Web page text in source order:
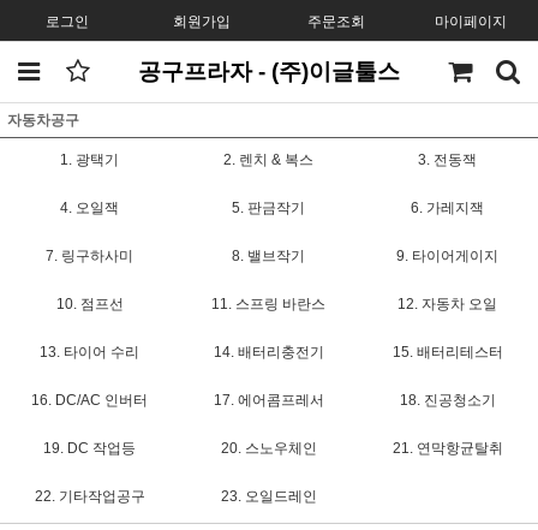
로그인 회원가입 주문조회 마이페이지
공구프라자 - (주)이글툴스
자동차공구
1. 광택기 2. 렌치 & 복스 3. 전동잭
4. 오일잭 5. 판금작기 6. 가레지잭
7. 링구하사미 8. 밸브작기 9. 타이어게이지
10. 점프선 11. 스프링 바란스 12. 자동차 오일
13. 타이어 수리 14. 배터리충전기 15. 배터리테스터
16. DC/AC 인버터 17. 에어콤프레서 18. 진공청소기
19. DC 작업등 20. 스노우체인 21. 연막항균탈취
22. 기타작업공구 23. 오일드레인